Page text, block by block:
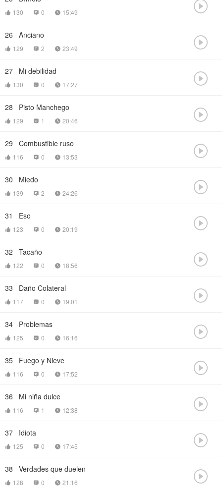
 130  0  15:49 
26 Anciano
 129  2  23:49 
27 Mi debilidad
 130  0  17:27 
28 Pisto Manchego
 129  1  20:46 
29 Combustible ruso
 116  0  13:53 
30 Miedo
 139  2  24:26 
31 Eso
 123  0  20:19 
32 Tacaño
 122  0  18:56 
33 Daño Colateral
 117  0  19:01 
34 Problemas
 125  0  16:16 
35 Fuego y Nieve
 116  0  17:52 
36 Mi niña dulce
 116  1  12:38 
37 Idiota
 125  0  17:45 
38 Verdades que duelen
 128  0  21:16 